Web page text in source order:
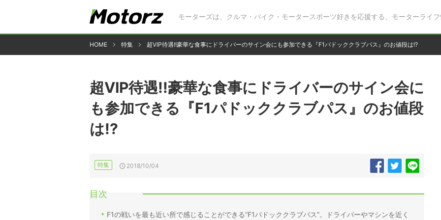
モーターズは、クルマ・バイク・モータースポーツ好きを応援する、モーターライフ
HOME 特集 超VIP待遇!!豪華な食事にドライバーのサイン会にも参加できる『F1パドッククラブパス』のお値段は!?
超VIP待遇!!豪華な食事にドライバーのサイン会に
も参加できる『F1パドッククラブパス』のお値段
は!?
特集 2018/10/04
目次
F1の戦いを最も近い所で感じることができる”F1パドッククラブパス”。ドライバーやマシンを近く